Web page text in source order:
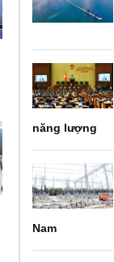
năng lượng
Nam